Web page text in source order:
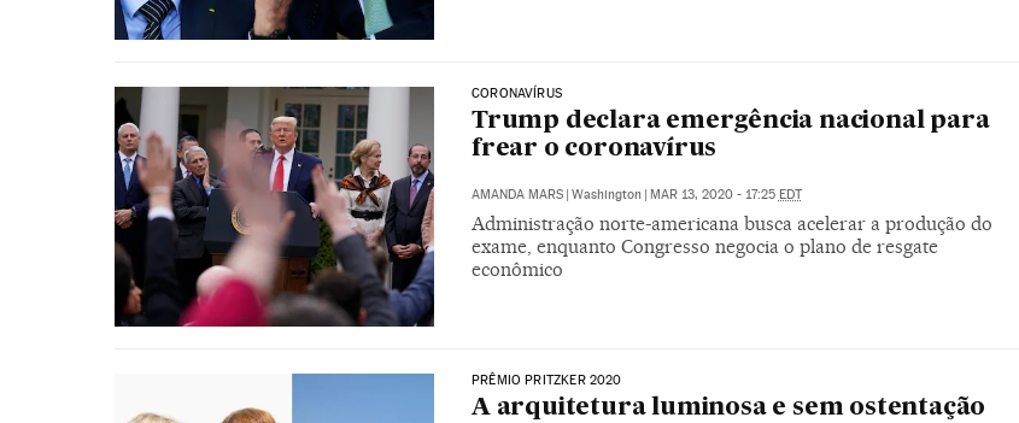
CORONAVÍRUS
Trump declara emergência nacional para
frear o coronavírus
AMANDA MARS | Washington | MAR 13, 2020 - 17:25 EDT
Administração norte-americana busca acelerar a produção do
exame, enquanto Congresso negocia o plano de resgate
econômico
PRÊMIO PRITZKER 2020
A arquitetura luminosa e sem ostentação